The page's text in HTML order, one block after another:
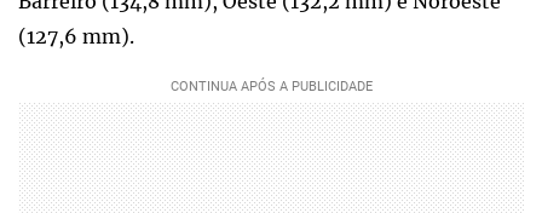
(127,6 mm).